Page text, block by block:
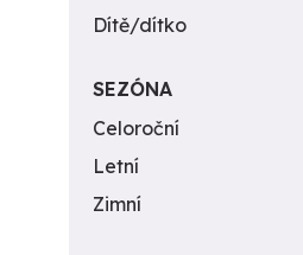
Dítě/dítko
SEZÓNA
Celoroční
Letní
Zimní